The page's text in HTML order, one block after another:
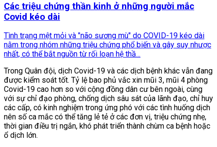
Các triệu chứng thần kinh ở những người mắc
Covid kéo dài
Tình trạng mệt mỏi và "não sương mù" do COVID-19 kéo dài
nằm trong nhóm những triệu chứng phổ biến và gây suy nhược
nhất, có thể bắt nguồn từ rối loạn hệ thầ...
Trong Quân đội, dịch Covid-19 và các dịch bệnh khác vẫn đang
được kiểm soát tốt. Tỷ lệ bao phủ vắc xin mũi 3, mũi 4 phòng
Covid-19 cao hơn so với cộng đồng dân cư bên ngoài, cùng
với sự chỉ đạo phòng, chống dịch sâu sát của lãnh đạo, chỉ huy
các cấp, có kinh nghiệm trong ứng phó với các tình huống dịch
nên số ca mắc có thể tăng lẻ tẻ ở các đơn vị, triệu chứng nhẹ,
thời gian điều trị ngắn, khó phát triển thành chùm ca bệnh hoặc
ổ dịch lớn.